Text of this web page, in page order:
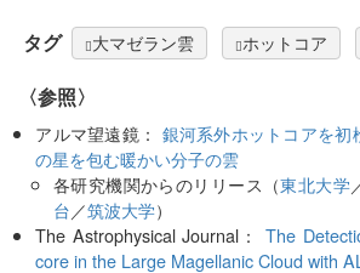
タグ 大マゼラン雲 ホットコア
〈参照〉
アルマ望遠鏡： 銀河系外ホットコアを初
の星を包む暖かい分子の雲
各研究機関からのリリース（東北大学
台／筑波大学）
The Astrophysical Journal：The
core in the Large Magellanic Cloud with